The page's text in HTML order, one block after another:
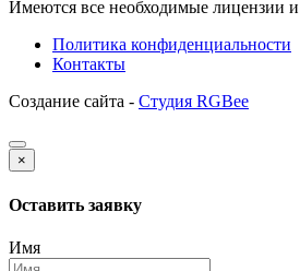
Имеются все необходимые лицензии
Политика конфиденциальности
Контакты
Создание сайта - Студия RGBee
×
Оставить заявку
Имя